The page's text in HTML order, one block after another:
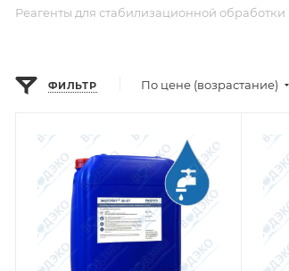
Реагенты для стабилизационной
ФИЛЬТР По цене (возрастание)